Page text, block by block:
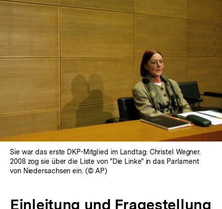
Sie war das erste DKP-Mitglied im Landtag: Christel Wegner.
2008 zog sie über die Liste von "Die Linke" in das Parlament
von Niedersachsen ein. (© AP)
Einleitung und Fragestellung